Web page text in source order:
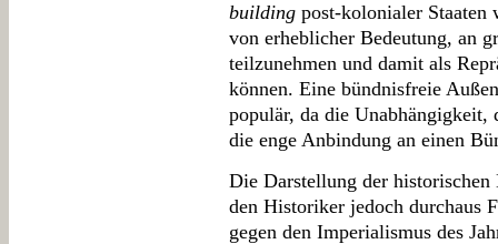
building post-kolonialer Staaten
von erheblicher Bedeutung, an
teilzunehmen und damit als
können. Eine bündnisfreie
populär, da die Unabhängigkeit,
die enge Anbindung an einen
Die Darstellung der
den Historiker jedoch durchaus
gegen den Imperialismus des